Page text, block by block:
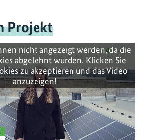
Projekt
nicht angezeigt werden, da die
abgelehnt wurden. Klicken Sie
zu akzeptieren und das Video
anzuzeigen!